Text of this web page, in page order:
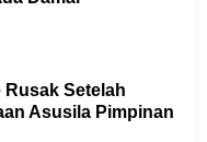
Rusak Setelah
Asusila Pimpinan